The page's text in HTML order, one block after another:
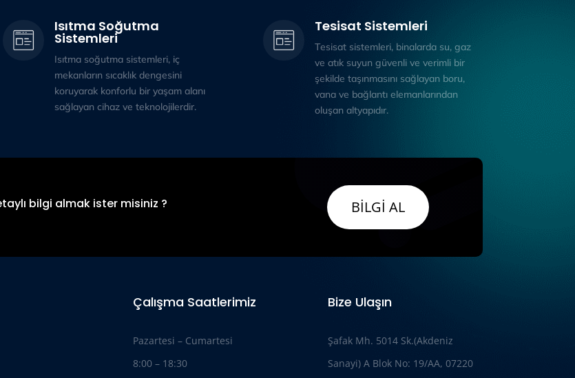
Isıtma Soğutma
Sistemleri
Isıtma soğutma sistemleri, iç
mekanların sıcaklık dengesini
koruyarak konforlu bir yaşam alanı
sağlayan cihaz ve teknolojilerdir.
Tesisat Sistemleri
Tesisat sistemleri, binalarda su, gaz
ve atık suyun güvenli ve verimli bir
şekilde taşınmasını sağlayan boru,
vana ve bağlantı elemanlarından
oluşan altyapıdır.
bilgi almak ister misiniz ? BİLGİ AL
Çalışma Saatlerimiz
Pazartesi – Cumartesi
8:00 – 18:30
Bize Ulaşın
Şafak Mh. 5014 Sk.(Akdeniz
Sanayi) A Blok No: 19/AA, 07220